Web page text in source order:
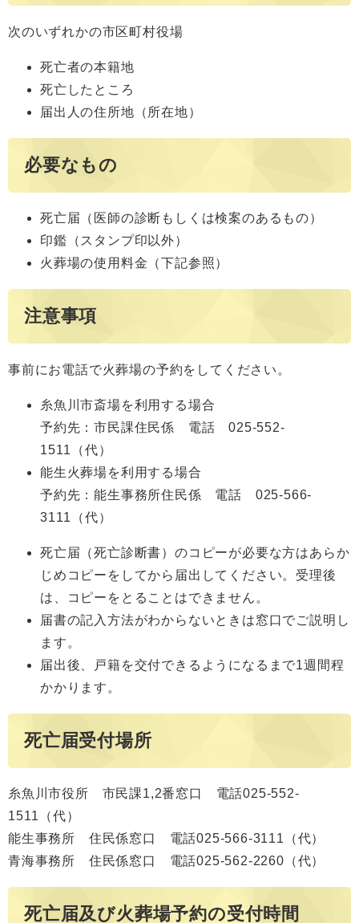
次のいずれかの市区町村役場
死亡者の本籍地
死亡したところ
届出人の住所地（所在地）
必要なもの
死亡届（医師の診断もしくは検案のあるもの）
印鑑（スタンプ印以外）
火葬場の使用料金（下記参照）
注意事項
事前にお電話で火葬場の予約をしてください。
糸魚川市斎場を利用する場合
予約先：市民課住民係 電話 025-552-
1511（代）
能生火葬場を利用する場合
予約先：能生事務所住民係 電話 025-566-
3111（代）
死亡届（死亡診断書）のコピーが必要な方はあらか
じめコピーをしてから届出してください。受理後
は、コピーをとることはできません。
届書の記入方法がわからないときは窓口でご説明し
ます。
届出後、戸籍を交付できるようになるまで1週間程
かかります。
死亡届受付場所
糸魚川市役所 市民課1,2番窓口 電話025-552-
1511（代）
能生事務所 住民係窓口 電話025-566-3111（代）
青海事務所 住民係窓口 電話025-562-2260（代）
死亡届及び火葬場予約の受付時間